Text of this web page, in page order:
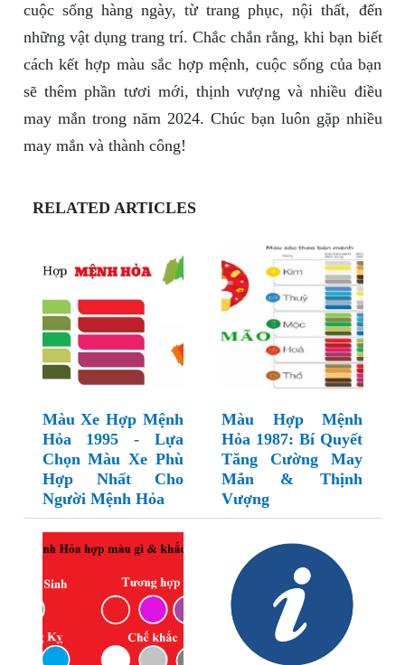
cuộc sống hàng ngày, từ trang phục, nội thất, đến
những vật dụng trang trí. Chắc chắn rằng, khi bạn biết
cách kết hợp màu sắc hợp mệnh, cuộc sống của bạn
sẽ thêm phần tươi mới, thịnh vượng và nhiều điều
may mắn trong năm 2024. Chúc bạn luôn gặp nhiều
may mắn và thành công!
RELATED ARTICLES
Màu Xe Hợp Mệnh
Hỏa 1995 - Lựa
Chọn Màu Xe Phù
Hợp Nhất Cho
Người Mệnh Hỏa
Màu Hợp Mệnh
Hỏa 1987: Bí Quyết
Tăng Cường May
Mắn & Thịnh
Vượng